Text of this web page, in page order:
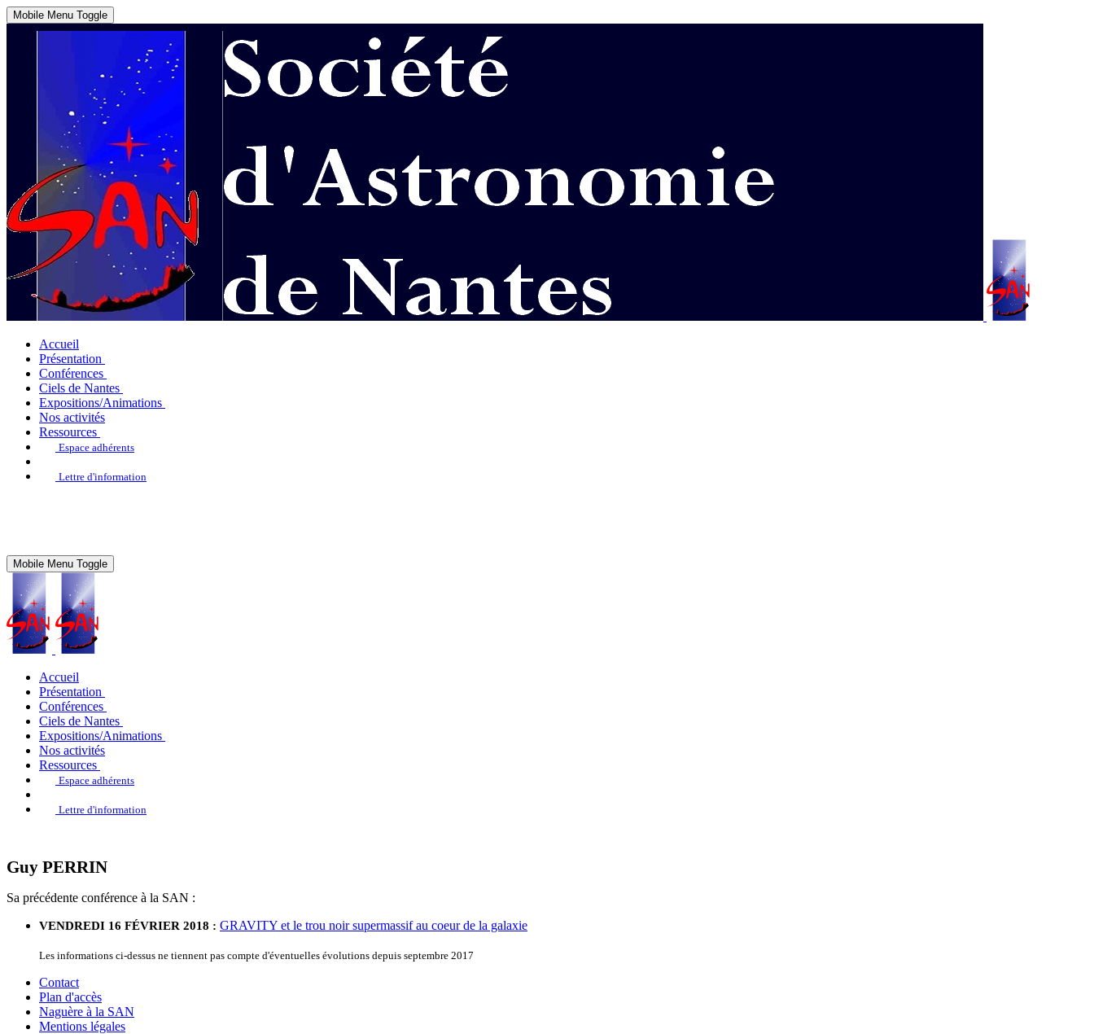
Mobile Menu Toggle
Accueil
Présentation
Conférences
Ciels de Nantes
Expositions/Animations
Nos activités
Ressources
Espace adhérents
Lettre d'information
Mobile Menu Toggle
Accueil
Présentation
Conférences
Ciels de Nantes
Expositions/Animations
Nos activités
Ressources
Espace adhérents
Lettre d'information
Guy PERRIN
Sa précédente conférence à la SAN :
VENDREDI 16 FÉVRIER 2018 : GRAVITY et le trou noir supermassif au coeur de la galaxie
Les informations ci-dessus ne tiennent pas compte d'éventuelles évolutions depuis septembre 2017
Contact
Plan d'accès
Naguère à la SAN
Mentions légales